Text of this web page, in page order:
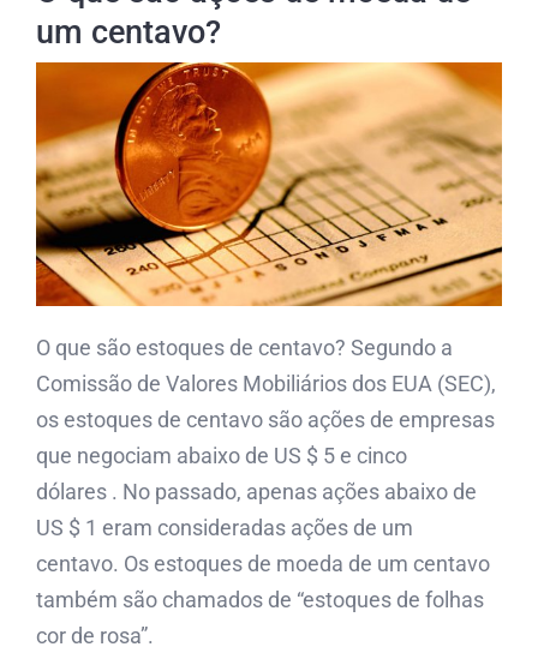
um centavo?
O que são estoques de centavo? Segundo a
Comissão de Valores Mobiliários dos EUA (SEC),
os estoques de centavo são ações de empresas
que negociam abaixo de US $ 5 e cinco
dólares . No passado, apenas ações abaixo de
US $ 1 eram consideradas ações de um
centavo. Os estoques de moeda de um centavo
também são chamados de “estoques de folhas
cor de rosa”.